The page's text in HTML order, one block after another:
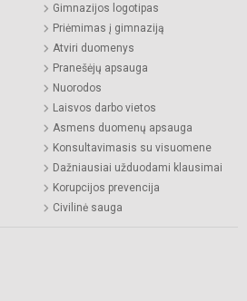
Gimnazijos logotipas
Priėmimas į gimnaziją
Atviri duomenys
Pranešėjų apsauga
Nuorodos
Laisvos darbo vietos
Asmens duomenų apsauga
Konsultavimasis su visuomene
Dažniausiai užduodami klausimai
Korupcijos prevencija
Civilinė sauga